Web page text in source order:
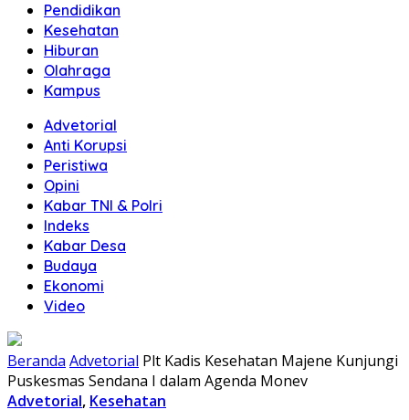
Pendidikan
Kesehatan
Hiburan
Olahraga
Kampus
Advetorial
Anti Korupsi
Peristiwa
Opini
Kabar TNI & Polri
Indeks
Kabar Desa
Budaya
Ekonomi
Video
Beranda Advetorial Plt Kadis Kesehatan Majene Kunjungi
Puskesmas Sendana I dalam Agenda Monev
Advetorial, Kesehatan